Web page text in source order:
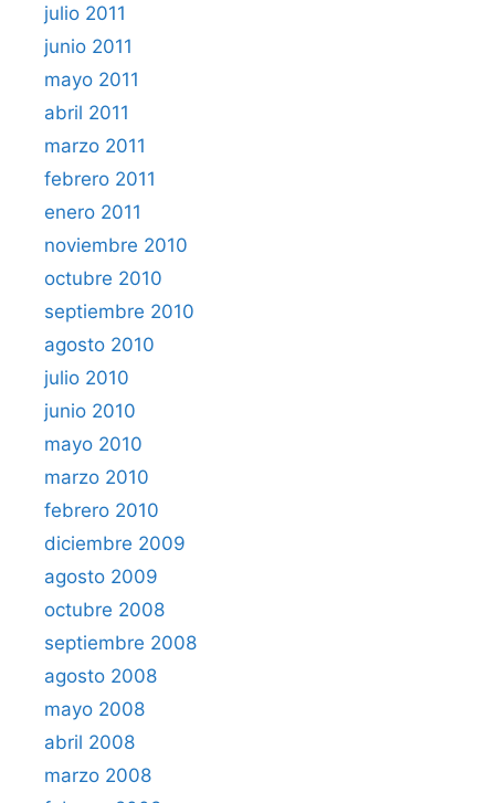
julio 2011
junio 2011
mayo 2011
abril 2011
marzo 2011
febrero 2011
enero 2011
noviembre 2010
octubre 2010
septiembre 2010
agosto 2010
julio 2010
junio 2010
mayo 2010
marzo 2010
febrero 2010
diciembre 2009
agosto 2009
octubre 2008
septiembre 2008
agosto 2008
mayo 2008
abril 2008
marzo 2008